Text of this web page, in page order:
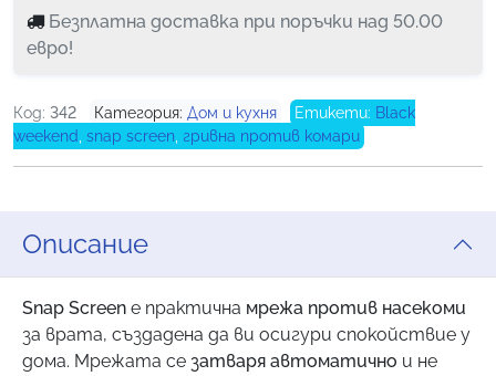
Безплатна доставка при поръчки над 50.00
евро!
Код: 342 Категория: Дом и кухня Етикети: Black
weekend snap screen гривна против комари
Описание
Snap Screen е практична мрежа против насекоми
за врата, създадена да ви осигури спокойствие у
дома. Мрежата се затваря автоматично и не